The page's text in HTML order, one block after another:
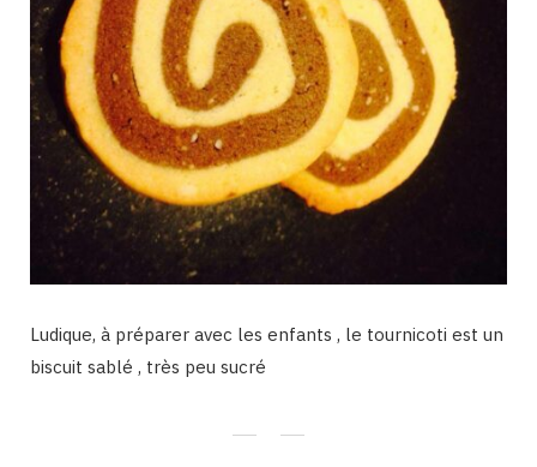
Ludique, à préparer avec les enfants , le tournicoti est un
biscuit sablé , très peu sucré